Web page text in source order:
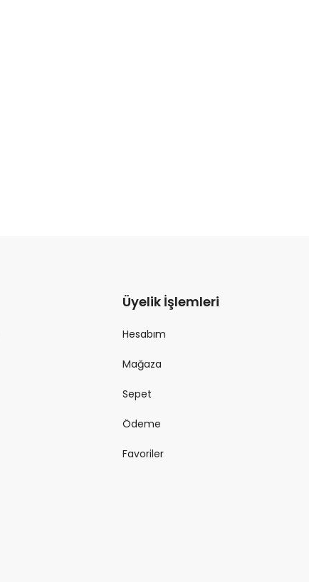
Üyelik İşlemleri
Hesabım
Mağaza
Sepet
Ödeme
Favoriler